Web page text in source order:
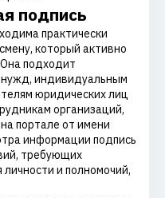
подпись
практически
который активно
Она подходит
индивидуальным
юридических лиц
организаций,
портале от имени
информации подпись
требующих
и полномочий,